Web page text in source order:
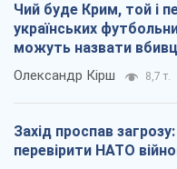
Чий буде Крим, той і
українських
можуть назвати
Олександр Кірш 8,7 т.
Захід проспав
перевірити НАТО